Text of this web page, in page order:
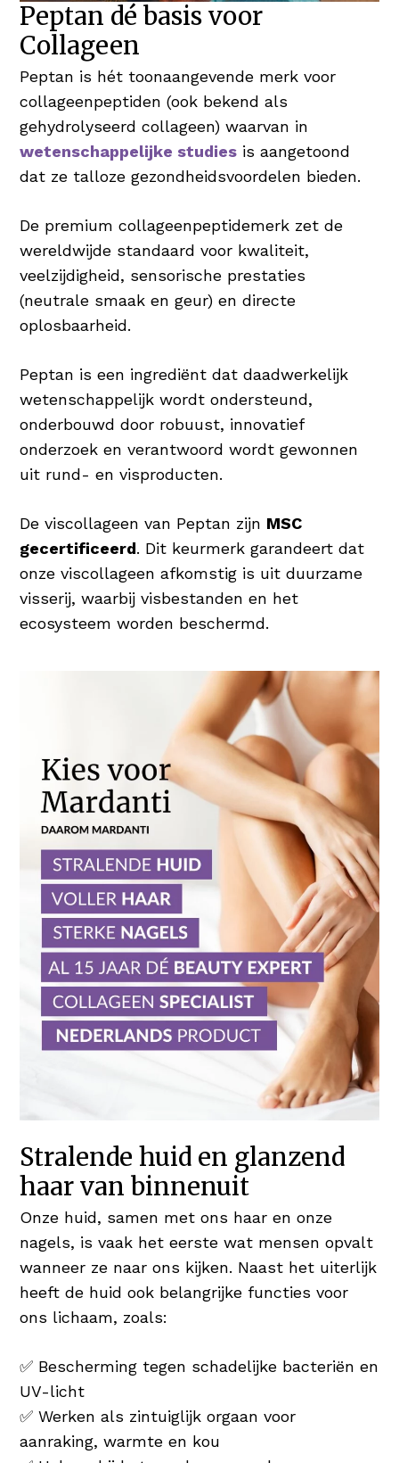
Peptan dé basis voor
Collageen
Peptan is hét toonaangevende merk voor
collageenpeptiden (ook bekend als
gehydrolyseerd collageen) waarvan in
wetenschappelijke studies is aangetoond
dat ze talloze gezondheidsvoordelen bieden.
De premium collageenpeptidemerk zet de
wereldwijde standaard voor kwaliteit,
veelzijdigheid, sensorische prestaties
(neutrale smaak en geur) en directe
oplosbaarheid.
Peptan is een ingrediënt dat daadwerkelijk
wetenschappelijk wordt ondersteund,
onderbouwd door robuust, innovatief
onderzoek en verantwoord wordt gewonnen
uit rund- en visproducten.
De viscollageen van Peptan zijn MSC
gecertificeerd. Dit keurmerk garandeert dat
onze viscollageen afkomstig is uit duurzame
visserij, waarbij visbestanden en het
ecosysteem worden beschermd.
Stralende huid en glanzend
haar van binnenuit
Onze huid, samen met ons haar en onze
nagels, is vaak het eerste wat mensen opvalt
wanneer ze naar ons kijken. Naast het uiterlijk
heeft de huid ook belangrijke functies voor
ons lichaam, zoals:
✅ Bescherming tegen schadelijke bacteriën en
UV-licht
✅ Werken als zintuiglijk orgaan voor
aanraking, warmte en kou